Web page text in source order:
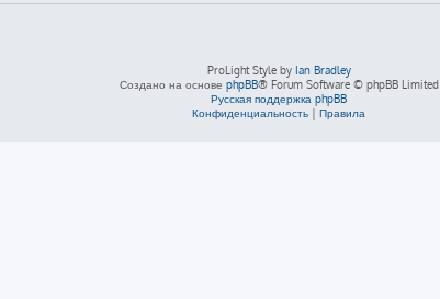
ProLight Style by Ian Bradley
Создано на основе phpBB® Forum Software © phpBB Limited
Русская поддержка phpBB
Конфиденциальность | Правила